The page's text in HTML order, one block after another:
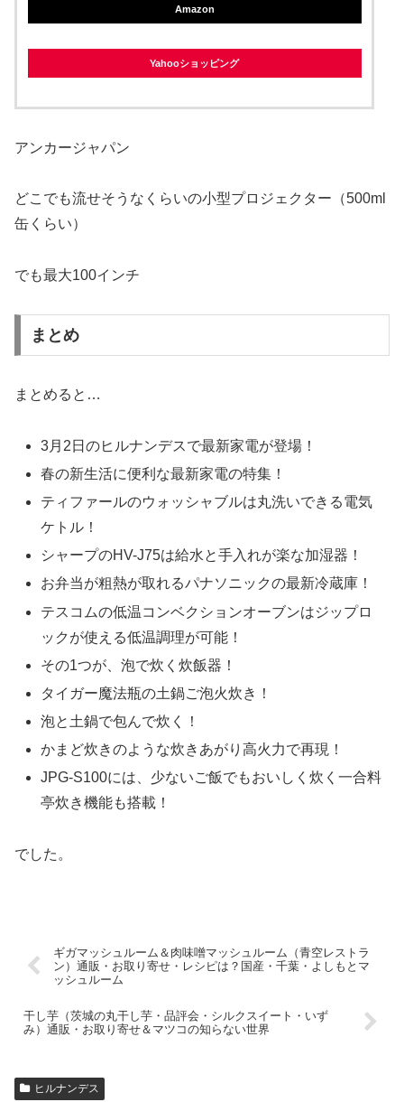
Amazon
Yahooショッピング
アンカージャパン
どこでも流せそうなくらいの小型プロジェクター（500ml
缶くらい）
でも最大100インチ
まとめ
まとめると…
3月2日のヒルナンデスで最新家電が登場！
春の新生活に便利な最新家電の特集！
ティファールのウォッシャブルは丸洗いできる電気
ケトル！
シャープのHV-J75は給水と手入れが楽な加湿器！
お弁当が粗熱が取れるパナソニックの最新冷蔵庫！
テスコムの低温コンベクションオーブンはジップロ
ックが使える低温調理が可能！
その1つが、泡で炊く炊飯器！
タイガー魔法瓶の土鍋ご泡火炊き！
泡と土鍋で包んで炊く！
かまど炊きのような炊きあがり高火力で再現！
JPG-S100には、少ないご飯でもおいしく炊く一合料
亭炊き機能も搭載！
でした。
ギガマッシュルーム＆肉味噌マッシュルーム（青空レストラ
ン）通販・お取り寄せ・レシピは？国産・千葉・よしもとマ
ッシュルーム
干し芋（茨城の丸干し芋・品評会・シルクスイート・いず
み）通販・お取り寄せ＆マツコの知らない世界
ヒルナンデス